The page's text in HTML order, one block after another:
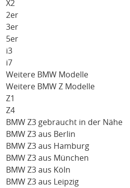
X2
2er
3er
5er
i3
i7
Weitere BMW Modelle
Weitere BMW Z Modelle
Z1
Z4
BMW Z3 gebraucht in der Nähe
BMW Z3 aus Berlin
BMW Z3 aus Hamburg
BMW Z3 aus München
BMW Z3 aus Köln
BMW Z3 aus Leipzig